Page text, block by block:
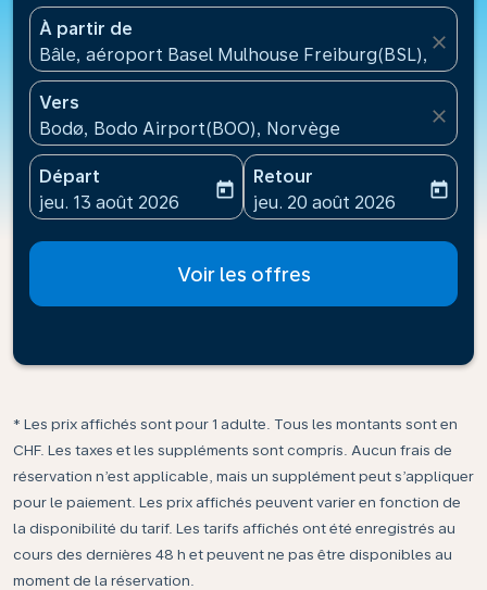
À partir de
Bâle, aéroport Basel Mulhouse Freiburg(BSL), Suisse
close
Vers
Bodø, Bodo Airport(BOO), Norvège
close
Départ
fc-booking-departure-date-aria-label
jeu. 13 août 2026
today
Retour
fc-booking-return-date-
jeu. 20 août 2026
today
Voir les offres
* Les prix affichés sont pour 1 adulte. Tous les montants sont en
CHF. Les taxes et les suppléments sont compris. Aucun frais de
réservation n’est applicable, mais un supplément peut s’appliquer
pour le paiement. Les prix affichés peuvent varier en fonction de
la disponibilité du tarif. Les tarifs affichés ont été enregistrés au
cours des dernières 48 h et peuvent ne pas être disponibles au
moment de la réservation.